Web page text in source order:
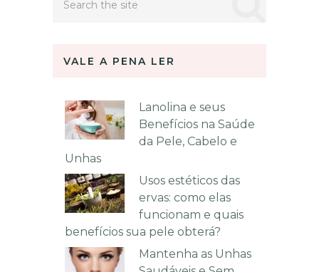
VALE A PENA LER
Lanolina e seus
Benefícios na Saúde
da Pele, Cabelo e
Unhas
Usos estéticos das
ervas: como elas
funcionam e quais
benefícios sua pele obterá?
Mantenha as Unhas